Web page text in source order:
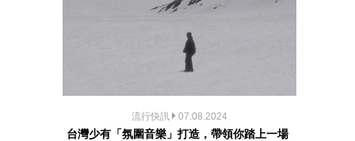
流行快訊 07.08.2024
台灣少有「氛圍音樂」打造，帶領你踏上一場